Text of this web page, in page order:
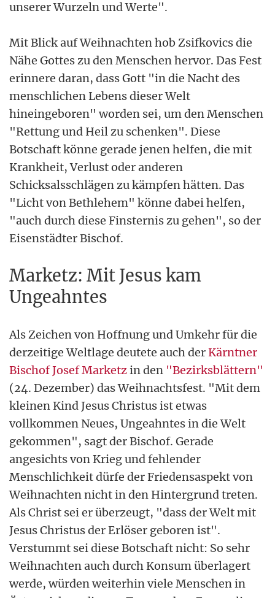
unserer Wurzeln und Werte".
Mit Blick auf Weihnachten hob Zsifkovics die
Nähe Gottes zu den Menschen hervor. Das Fest
erinnere daran, dass Gott "in die Nacht des
menschlichen Lebens dieser Welt
hineingeboren" worden sei, um den Menschen
"Rettung und Heil zu schenken". Diese
Botschaft könne gerade jenen helfen, die mit
Krankheit, Verlust oder anderen
Schicksalsschlägen zu kämpfen hätten. Das
"Licht von Bethlehem" könne dabei helfen,
"auch durch diese Finsternis zu gehen", so der
Eisenstädter Bischof.
Marketz: Mit Jesus kam
Ungeahntes
Als Zeichen von Hoffnung und Umkehr für die
derzeitige Weltlage deutete auch derKärntner
Bischof Josef Marketzin den "Bezirksblättern"
(24. Dezember) das Weihnachtsfest. "Mit dem
kleinen Kind Jesus Christus ist etwas
vollkommen Neues, Ungeahntes in die Welt
gekommen", sagt der Bischof. Gerade
angesichts von Krieg und fehlender
Menschlichkeit dürfe der Friedensaspekt von
Weihnachten nicht in den Hintergrund treten.
Als Christ sei er überzeugt, "dass der Welt mit
Jesus Christus der Erlöser geboren ist".
Verstummt sei diese Botschaft nicht: So sehr
Weihnachten auch durch Konsum überlagert
werde, würden weiterhin viele Menschen in